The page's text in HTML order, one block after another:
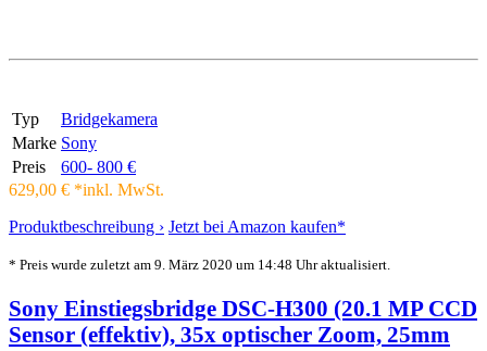
Typ
Bridgekamera
Marke Sony
Preis
600- 800 €
629,00 € *inkl. MwSt.
Produktbeschreibung › Jetzt bei Amazon kaufen*
* Preis wurde zuletzt am 9. März 2020 um 14:48 Uhr aktualisiert.
Sony Einstiegsbridge DSC-H300 (20.1 MP CCD
Sensor (effektiv), 35x optischer Zoom, 25mm